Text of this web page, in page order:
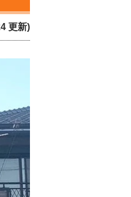
更新)